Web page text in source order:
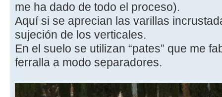
me ha dado de todo el proceso).
Aquí si se aprecian las varillas
sujeción de los verticales.
En el suelo se utilizan “pates” que me
ferralla a modo separadores.